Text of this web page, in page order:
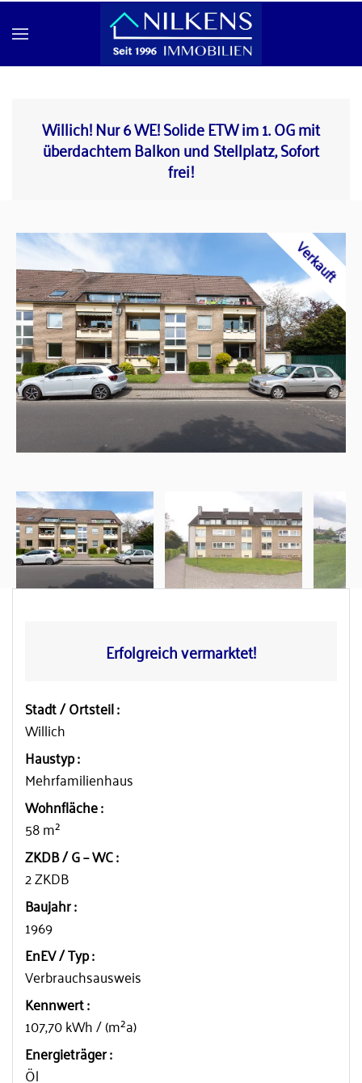
Skip to main content
Willich! Nur 6 WE! Solide ETW im 1. OG mit
überdachtem Balkon und Stellplatz, Sofort
frei!
Verkauft
⌕
Erfolgreich vermarktet!
Stadt / Ortsteil :
Willich
Haustyp :
Mehrfamilienhaus
Wohnfläche :
58 m²
ZKDB / G – WC :
2 ZKDB
Baujahr :
1969
EnEV / Typ :
Verbrauchsausweis
Kennwert :
107,70 kWh / (m²a)
Energieträger :
Öl